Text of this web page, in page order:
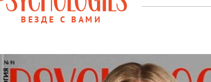
ВЕЗДЕ С ВАМИ